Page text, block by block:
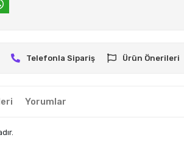
Telefonla Sipariş Ürün Önerileri
Yorumlar